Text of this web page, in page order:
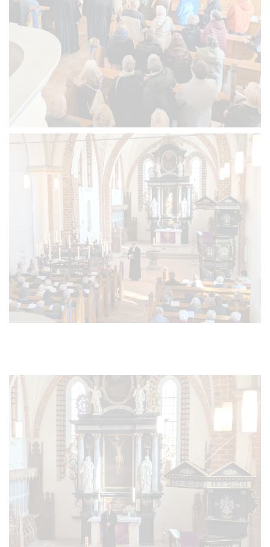
VERGRÖSSERN
VERGRÖSSERN